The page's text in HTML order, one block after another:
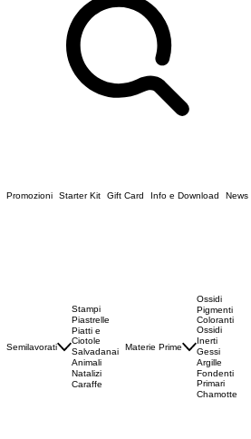
Promozioni Starter Kit Gift Card Info e Download News
Semilavorati
Stampi
Piastrelle
Piatti e
Ciotole
Salvadanai
Animali
Natalizi
Caraffe
Materie Prime
Ossidi
Pigmenti
Coloranti
Ossidi
Inerti
Gessi
Argille
Fondenti
Primari
Chamotte